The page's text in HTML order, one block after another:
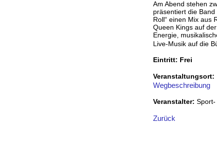
Am Abend stehen
präsentiert die
Roll“ einen Mix aus
Queen Kings auf
Energie,
Live-Musik auf die
Eintritt: Frei
Veranstaltungsort:
Wegbeschreibung
Veranstalter: Sport-
Zurück